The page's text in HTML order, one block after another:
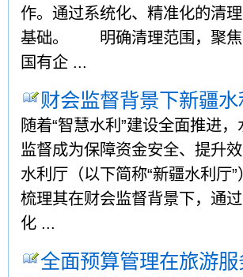
作。通过系统化、精准化的清
基础。 明确清理范围，聚焦
国有企 ...
财会监督背景下新疆
随着“智慧水利”建设全面推进
监督成为保障资金安全、提升
水利厅（以下简称“新疆水利厅
梳理其在财会监督背景下，通
化 ...
全面预算管理在旅游